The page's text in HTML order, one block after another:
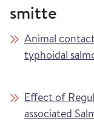
smitte
Animal
typhoidal
Effect of
associated